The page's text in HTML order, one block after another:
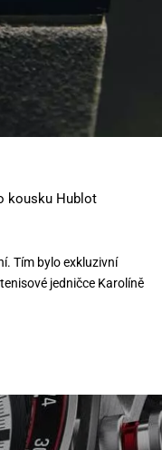
kousku Hublot
Tím bylo exkluzivní
jedničce Karolíně